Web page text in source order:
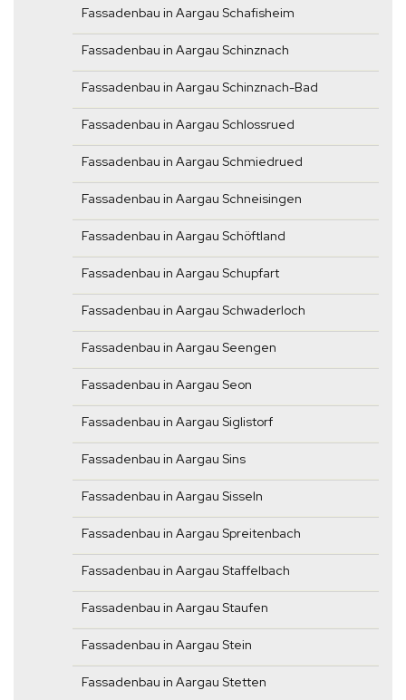
Fassadenbau in Aargau Schafisheim
Fassadenbau in Aargau Schinznach
Fassadenbau in Aargau Schinznach-Bad
Fassadenbau in Aargau Schlossrued
Fassadenbau in Aargau Schmiedrued
Fassadenbau in Aargau Schneisingen
Fassadenbau in Aargau Schöftland
Fassadenbau in Aargau Schupfart
Fassadenbau in Aargau Schwaderloch
Fassadenbau in Aargau Seengen
Fassadenbau in Aargau Seon
Fassadenbau in Aargau Siglistorf
Fassadenbau in Aargau Sins
Fassadenbau in Aargau Sisseln
Fassadenbau in Aargau Spreitenbach
Fassadenbau in Aargau Staffelbach
Fassadenbau in Aargau Staufen
Fassadenbau in Aargau Stein
Fassadenbau in Aargau Stetten